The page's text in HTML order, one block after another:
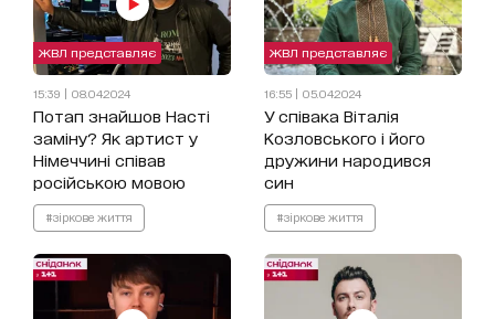
ЖВЛ представляє
15:39 | 08.04.2024
Потап знайшов Насті
заміну? Як артист у
Німеччині співав
російською мовою
#зіркове життя
ЖВЛ представляє
16:55 | 05.04.2024
У співака Віталія
Козловського і його
дружини народився
син
#зіркове життя